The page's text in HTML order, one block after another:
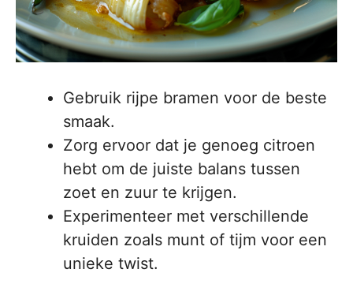
Gebruik rijpe bramen voor de beste
smaak.
Zorg ervoor dat je genoeg citroen
hebt om de juiste balans tussen
zoet en zuur te krijgen.
Experimenteer met verschillende
kruiden zoals munt of tijm voor een
unieke twist.